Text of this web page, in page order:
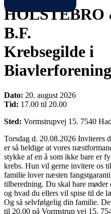
HOLSTEBRO
B.F.
Krebsegilde i
Dato: 20. august 2026
Tid: 17.00 til 20.00
Sted: Vormstrupvej 15. 7540
Torsdag d. 20.08.2026 Inviteres
er så heldige at vores
stykke af en å som ikke bare er
krebs. Hun vil gerne invitere os
familie lover næsten
tilberedning. Du skal bare
og hvad du ellers vil spise til de
Og så selvfølgelig din familie.
til 20.00 på Vormstrup vej 15.